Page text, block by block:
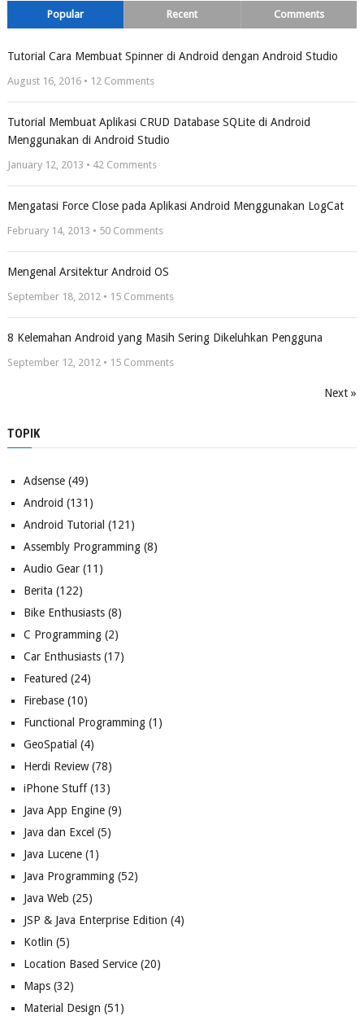
Popular Recent Comments
Tutorial Cara Membuat Spinner di Android dengan Android Studio
August 16, 2016 • 12Comments
Tutorial Membuat Aplikasi CRUD Database SQLite di Android
Menggunakan di Android Studio
January 12, 2013 • 42Comments
Mengatasi Force Close pada Aplikasi Android Menggunakan LogCat
February 14, 2013 • 50Comments
Mengenal Arsitektur Android OS
September 18, 2012 • 15Comments
8 Kelemahan Android yang Masih Sering Dikeluhkan Pengguna
September 12, 2012 • 15Comments
Next »
TOPIK
Adsense(49)
Android (131)
Android Tutorial (121)
Assembly Programming(8)
Audio Gear(11)
Berita (122)
Bike Enthusiasts(8)
C Programming(2)
Car Enthusiasts(17)
Featured (24)
Firebase(10)
Functional Programming(1)
GeoSpatial (4)
Herdi Review(78)
iPhone Stuff(13)
Java App Engine(9)
Java dan Excel (5)
Java Lucene(1)
Java Programming(52)
Java Web (25)
JSP & Java Enterprise Edition (4)
Kotlin (5)
Location Based Service(20)
Maps(32)
Material Design (51)